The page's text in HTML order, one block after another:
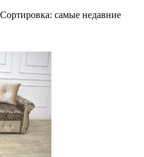
Сортировка: самые недавние